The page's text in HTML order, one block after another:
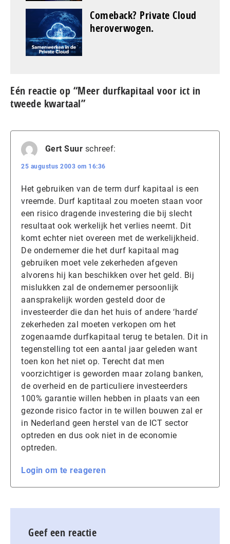
Comeback? Private Cloud
heroverwogen.
Eén reactie op “Meer durfkapitaal voor ict in
tweede kwartaal”
Gert Suur schreef:
25 augustus 2003 om 16:36
Het gebruiken van de term durf kapitaal is een
vreemde. Durf kaptitaal zou moeten staan voor
een risico dragende investering die bij slecht
resultaat ook werkelijk het verlies neemt. Dit
komt echter niet overeen met de werkelijkheid.
De ondernemer die het durf kapitaal mag
gebruiken moet vele zekerheden afgeven
alvorens hij kan beschikken over het geld. Bij
mislukken zal de ondernemer persoonlijk
aansprakelijk worden gesteld door de
investeerder die dan het huis of andere ‘harde’
zekerheden zal moeten verkopen om het
zogenaamde durfkapitaal terug te betalen. Dit in
tegenstelling tot een aantal jaar geleden want
toen kon het niet op. Terecht dat men
voorzichtiger is geworden maar zolang banken,
de overheid en de particuliere investeerders
100% garantie willen hebben in plaats van een
gezonde risico factor in te willen bouwen zal er
in Nederland geen herstel van de ICT sector
optreden en dus ook niet in de economie
optreden.
Login om te reageren
Geef een reactie